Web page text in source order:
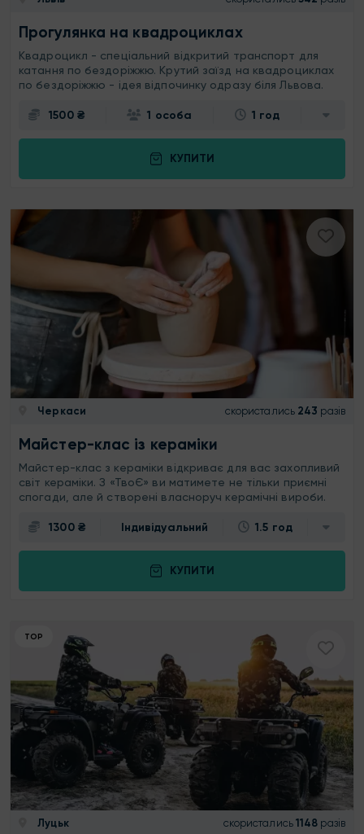
Прогулянка на квадроциклах
Квадроцикл - спеціальний відкритий транспорт для
катання по бездоріжжю. Крутий заїзд на квадроциклах
по бездоріжжю - ідея відпочинку одразу біля Львова.
1500 ₴ 1 особа 1 год
КУПИТИ
Черкаси скористались 243 разів
Майстер-клас із кераміки
Майстер-клас з кераміки відкриває для вас захопливий
світ кераміки. З «ТвоЄ» ви матимете не тільки приємні
спогади, але й створені власноруч керамічні вироби.
1300 ₴ Індивідуальний 1.5 год
КУПИТИ
ТОР
Луцьк скористались 1148 разів